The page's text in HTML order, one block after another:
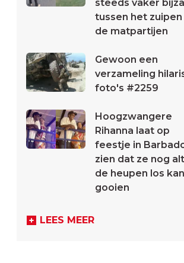
steeds vaker
tussen het zuipen
de matpartijen
Gewoon een
verzameling
foto's #2259
Hoogzwangere
Rihanna laat op
feestje in
zien dat ze nog
de heupen los kan
gooien
LEES MEER